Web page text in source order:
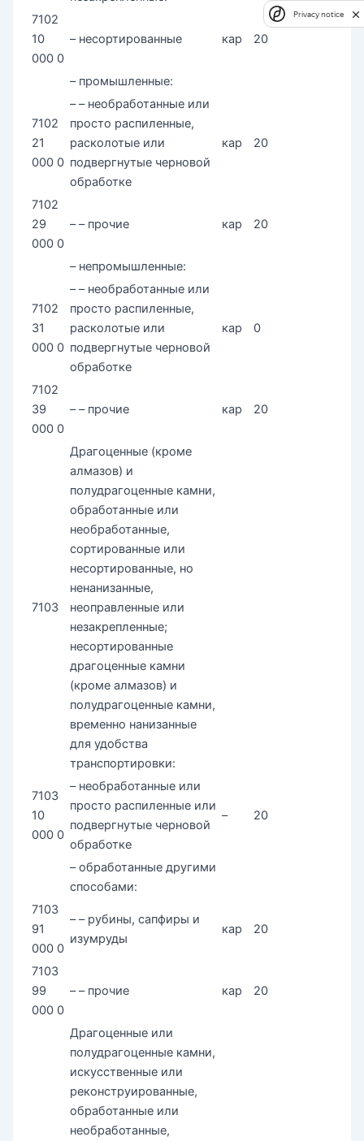
7102
10
000 0
– несортированные кар 20
– промышленные:
7102
21
000 0
– – необработанные или
просто распиленные,
расколотые или
подвергнутые черновой
обработке
кар 20
7102
29
000 0
– – прочие кар 20
– непромышленные:
7102
31
000 0
– – необработанные или
просто распиленные,
расколотые или
подвергнутые черновой
обработке
кар 0
7102
39
000 0
– – прочие кар 20
7103
Драгоценные (кроме
алмазов) и
полудрагоценные камни,
обработанные или
необработанные,
сортированные или
несортированные, но
ненанизанные,
неоправленные или
незакрепленные;
несортированные
драгоценные камни
(кроме алмазов) и
полудрагоценные камни,
временно нанизанные
для удобства
транспортировки:
7103
10
000 0
– необработанные или
просто распиленные или
подвергнутые черновой
обработке
– 20
– обработанные другими
способами:
7103
91
000 0
– – рубины, сапфиры и
изумруды
кар 20
7103
99
000 0
– – прочие кар 20
Драгоценные или
полудрагоценные камни,
искусственные или
реконструированные,
обработанные или
необработанные,
Privacy notice